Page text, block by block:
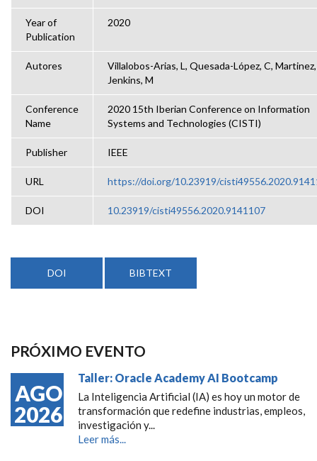
Year of
Publication
2020
Autores
Villalobos-Arias, L, Quesada-López, C,
Jenkins, M
Conference
Name
2020 15th Iberian Conference on Information
Systems and Technologies (CISTI)
Publisher IEEE
URL https://doi.org/10.23919/
DOI 10.23919/cisti49556.2020.9141107
DOI BIBTEXT
PRÓXIMO EVENTO
AGO
2026
Taller: Oracle Academy AI Bootcamp
La Inteligencia Artificial (IA) es hoy un motor de
transformación que redefine industrias, empleos,
investigación y...
Leer más...